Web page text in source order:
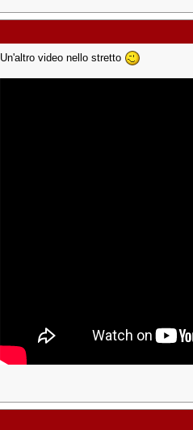
Un'altro video nello stretto